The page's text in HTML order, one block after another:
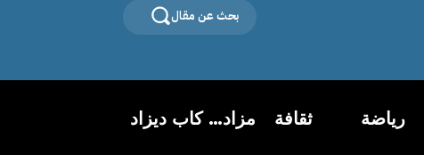
بحث عن مقال
رياضة ثقافة مزاد… كاب ديزاد